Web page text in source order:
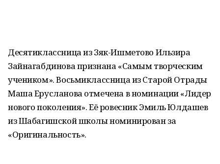
Десятиклассница из Зяк-Ишметово Ильзира
Зайнагабдинова признана «Самым творческим
учеником». Восьмиклассница из Старой Отрады
Маша Ерусланова отмечена в номинации «Лидер
нового поколения». Её ровесник Эмиль Юлдашев
из Шабагишской школы номинирован за
«Оригинальность».